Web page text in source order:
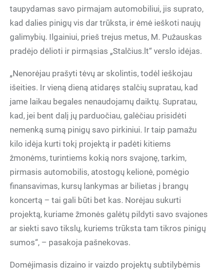
taupydamas savo pirmajam automobiliui, jis suprato,
kad dalies pinigų vis dar trūksta, ir ėmė ieškoti naujų
galimybių. Ilgainiui, prieš trejus metus, M. Pužauskas
pradėjo dėlioti ir pirmąsias „Stalčius.lt“ verslo idėjas.
„Nenorėjau prašyti tėvų ar skolintis, todėl ieškojau
išeities. Ir vieną dieną atidaręs stalčių supratau, kad
jame laikau begales nenaudojamų daiktų. Supratau,
kad, jei bent dalį jų parduočiau, galėčiau prisidėti
nemenką sumą pinigų savo pirkiniui. Ir taip pamažu
kilo idėja kurti tokį projektą ir padėti kitiems
žmonėms, turintiems kokią nors svajonę, tarkim,
pirmasis automobilis, atostogų kelionė, pomėgio
finansavimas, kursų lankymas ar bilietas į brangų
koncertą – tai gali būti bet kas. Norėjau sukurti
projektą, kuriame žmonės galėtų pildyti savo svajones
ar siekti savo tikslų, kuriems trūksta tam tikros pinigų
sumos“, – pasakoja pašnekovas.
Domėjimasis dizaino ir vaizdo projektų subtilybėmis